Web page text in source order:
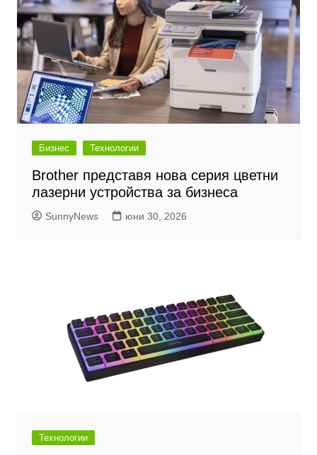
Бизнес Технологии
Brother представя нова серия цветни
лазерни устройства за бизнеса
SunnyNews юни 30, 2026
Технологии